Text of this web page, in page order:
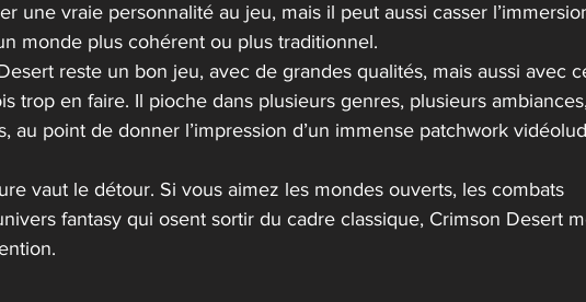
une vraie personnalité au jeu, mais il peut aussi casser
monde plus cohérent ou plus traditionnel.
reste un bon jeu, avec de grandes qualités, mais aussi avec
trop en faire. Il pioche dans plusieurs genres, plusieurs
au point de donner l’impression d’un immense patchwork
vaut le détour. Si vous aimez les mondes ouverts, les combats
fantasy qui osent sortir du cadre classique, Crimson Desert